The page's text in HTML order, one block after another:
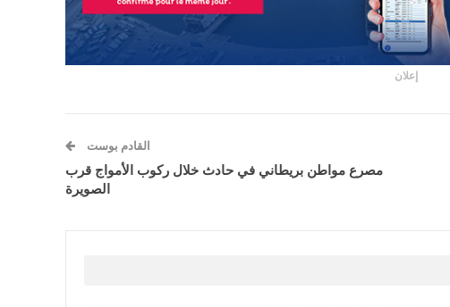
إعلان
القادم بوست
مصرع مواطن بريطاني في حادث خلال ركوب الأمواج قرب
الصويرة